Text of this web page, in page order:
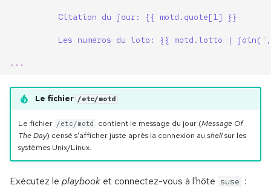
Citation du jour: {{ motd.quote[1] }}
Les numéros du loto: {{ motd.lotto |
...
Le fichier /etc/motd
Le fichier /etc/motd contient le message du jour (Message Of
The Day) censé s'afficher juste après la connexion au shellsur les
systèmes Unix/Linux.
Exécutez le playbook et connectez-vous à l'hôte suse :